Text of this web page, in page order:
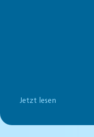
Jetzt lesen